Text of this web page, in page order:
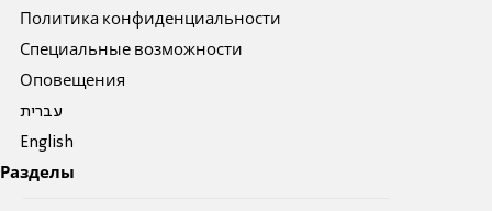
Политика конфиденциальности
Специальные возможности
Оповещения
עברית
English
Разделы